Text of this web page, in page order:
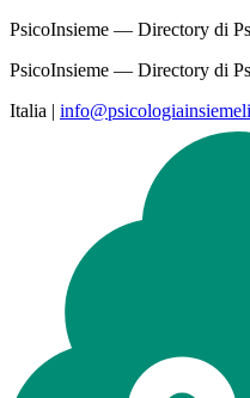
PsicoInsieme — Directory di
PsicoInsieme — Directory di
Italia |